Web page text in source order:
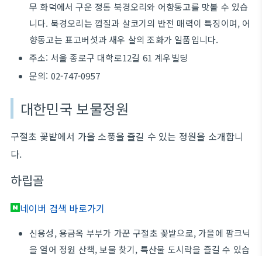
무 화덕에서 구운 정통 북경오리와 어향동고를 맛볼 수 있습
니다. 북경오리는 껍질과 살코기의 반전 매력이 특징이며, 어
향동고는 표고버섯과 새우 살의 조화가 일품입니다.
주소: 서울 종로구 대학로12길 61 계우빌딩
문의: 02-747-0957
대한민국 보물정원
구절초 꽃밭에서 가을 소풍을 즐길 수 있는 정원을 소개합니
다.
하립골
네이버 검색 바로가기
신용성, 용금옥 부부가 가꾼 구절초 꽃밭으로, 가을에 팜크닉
을 열어 정원 산책, 보물 찾기, 특산물 도시락을 즐길 수 있습